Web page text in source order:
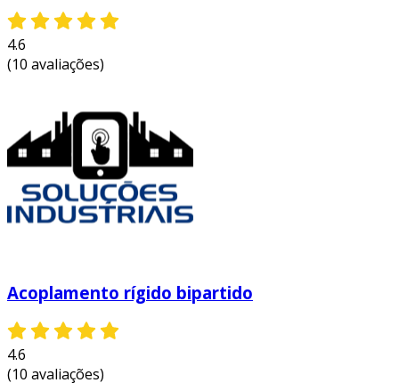
4.6
(10 avaliações)
Acoplamento rígido bipartido
4.6
(10 avaliações)